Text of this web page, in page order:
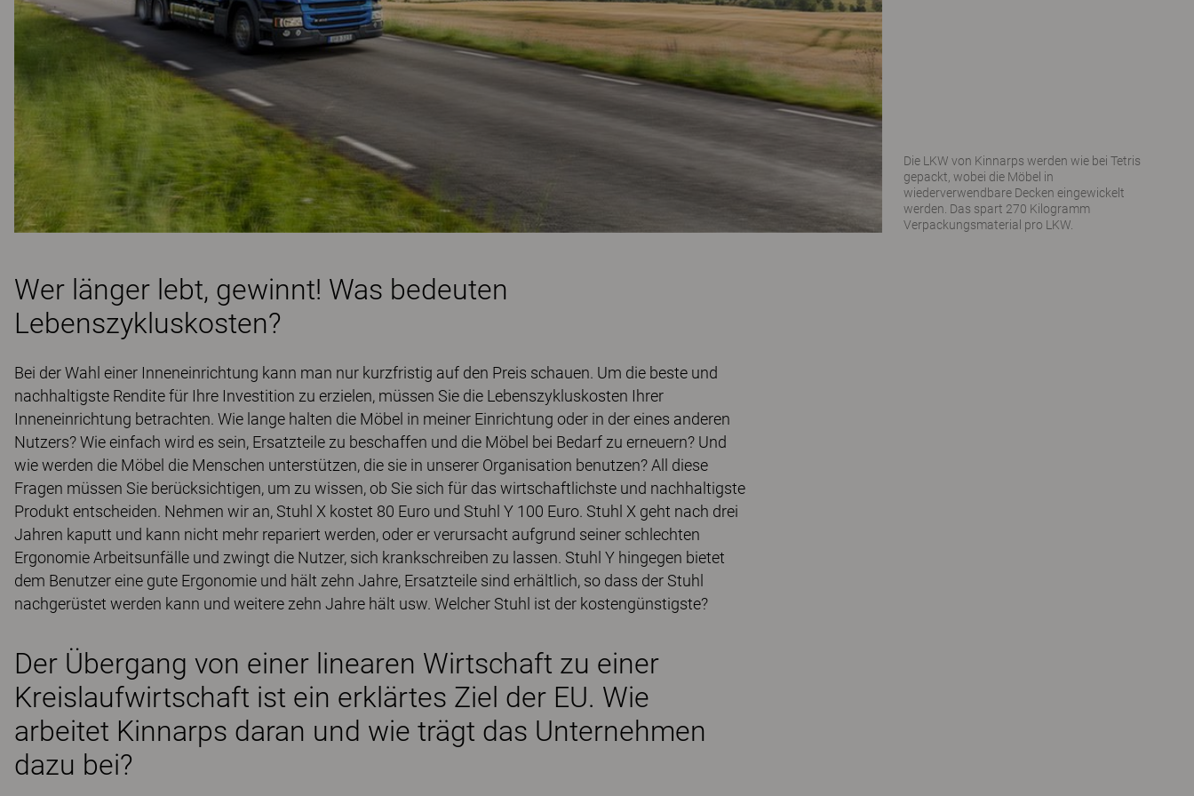
Die LKW von Kinnarps werden wie bei Tetris
gepackt, wobei die Möbel in
wiederverwendbare Decken eingewickelt
werden. Das spart 270 Kilogramm
Verpackungsmaterial pro LKW.
Wer länger lebt, gewinnt! Was bedeuten
Lebenszykluskosten?
Bei der Wahl einer Inneneinrichtung kann man nur kurzfristig auf den Preis schauen. Um die beste und
nachhaltigste Rendite für Ihre Investition zu erzielen, müssen Sie die Lebenszykluskosten Ihrer
Inneneinrichtung betrachten. Wie lange halten die Möbel in meiner Einrichtung oder in der eines anderen
Nutzers? Wie einfach wird es sein, Ersatzteile zu beschaffen und die Möbel bei Bedarf zu erneuern? Und
wie werden die Möbel die Menschen unterstützen, die sie in unserer Organisation benutzen? All diese
Fragen müssen Sie berücksichtigen, um zu wissen, ob Sie sich für das wirtschaftlichste und nachhaltigste
Produkt entscheiden. Nehmen wir an, Stuhl X kostet 80 Euro und Stuhl Y 100 Euro. Stuhl X geht nach drei
Jahren kaputt und kann nicht mehr repariert werden, oder er verursacht aufgrund seiner schlechten
Ergonomie Arbeitsunfälle und zwingt die Nutzer, sich krankschreiben zu lassen. Stuhl Y hingegen bietet
dem Benutzer eine gute Ergonomie und hält zehn Jahre, Ersatzteile sind erhältlich, so dass der Stuhl
nachgerüstet werden kann und weitere zehn Jahre hält usw. Welcher Stuhl ist der kostengünstigste?
Der Übergang von einer linearen Wirtschaft zu einer
Kreislaufwirtschaft ist ein erklärtes Ziel der EU. Wie
arbeitet Kinnarps daran und wie trägt das Unternehmen
dazu bei?